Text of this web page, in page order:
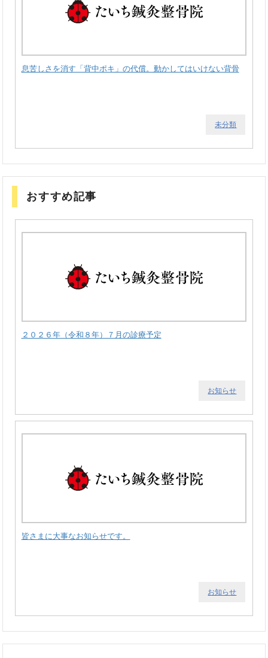
息苦しさを消す「背中ポキ」の代償。動かしてはいけない背骨
未分類
おすすめ記事
２０２６年（令和８年）７月の診療予定
お知らせ
皆さまに大事なお知らせです。
お知らせ